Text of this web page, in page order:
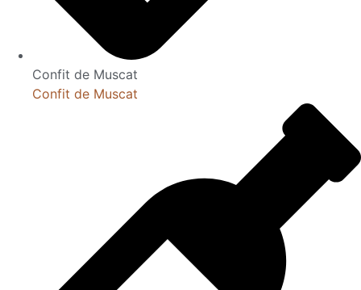
Confit de Muscat
Confit de Muscat